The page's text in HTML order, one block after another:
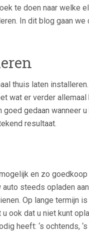
te doen naar welke
In dit blog gaan
thuis laten
wat er verder
gedaan wanneer
resultaat.
en zo
steeds opladen
Op lange termijn
ook dat u niet kunt
heeft: ‘s ochtends,